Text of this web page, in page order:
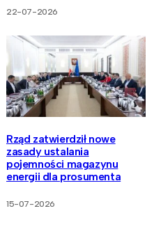
22-07-2026
Rząd zatwierdził nowe
zasady ustalania
pojemności magazynu
energii dla prosumenta
15-07-2026